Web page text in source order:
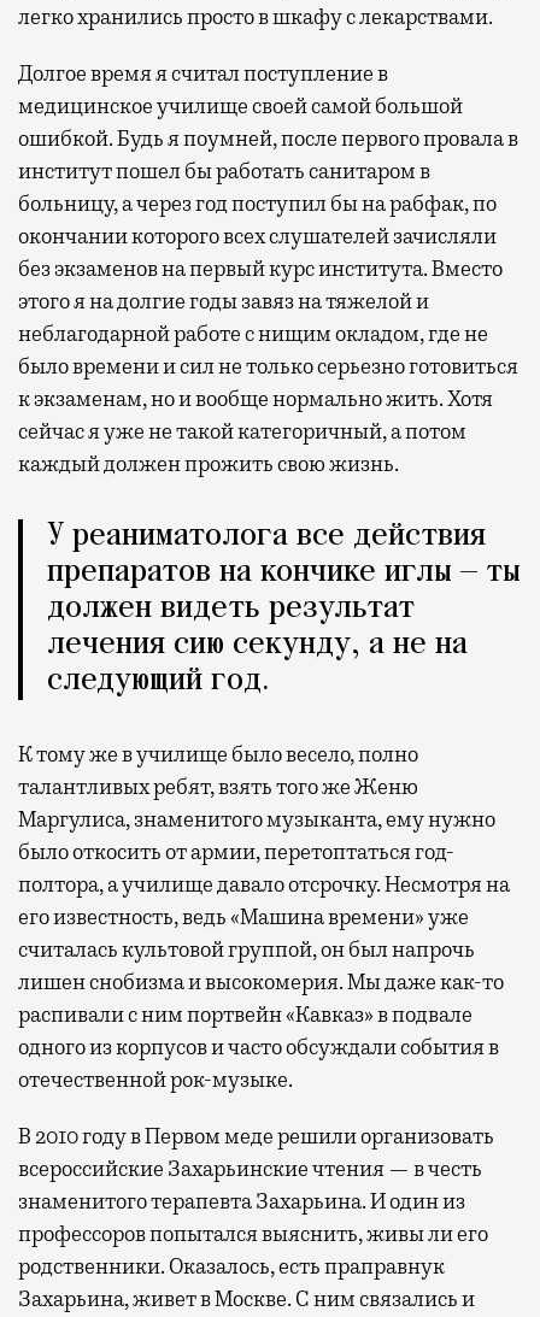
легко хранились просто в шкафу с лекарствами.
Долгое время я считал поступление в
медицинское училище своей самой большой
ошибкой. Будь я поумней, после первого провала в
институт пошел бы работать санитаром в
больницу, а через год поступил бы на рабфак, по
окончании которого всех слушателей зачисляли
без экзаменов на первый курс института. Вместо
этого я на долгие годы завяз на тяжелой и
неблагодарной работе с нищим окладом, где не
было времени и сил не только серьезно готовиться
к экзаменам, но и вообще нормально жить. Хотя
сейчас я уже не такой категоричный, а потом
каждый должен прожить свою жизнь.
У реаниматолога все действия
препаратов на кончике иглы — ты
должен видеть результат
лечения сию секунду, а не на
следующий год.
К тому же в училище было весело, полно
талантливых ребят, взять того же Женю
Маргулиса, знаменитого музыканта, ему нужно
было откосить от армии, перетоптаться год-
полтора, а училище давало отсрочку. Несмотря на
его известность, ведь «Машина времени» уже
считалась культовой группой, он был напрочь
лишен снобизма и высокомерия. Мы даже как-то
распивали с ним портвейн «Кавказ» в подвале
одного из корпусов и часто обсуждали события в
отечественной рок-музыке.
В 2010 году в Первом меде решили организовать
всероссийские Захарьинские чтения — в честь
знаменитого терапевта Захарьина. И один из
профессоров попытался выяснить, живы ли его
родственники. Оказалось, есть праправнук
Захарьина, живет в Москве. С ним связались и